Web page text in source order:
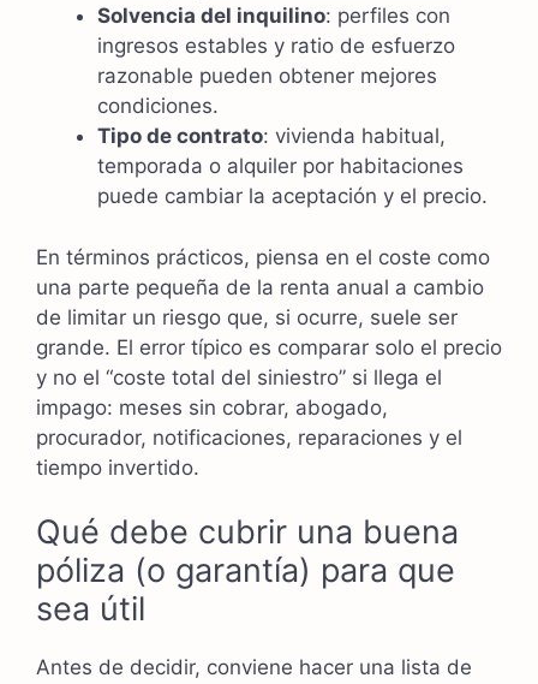
Solvencia del inquilino: perfiles con
ingresos estables y ratio de esfuerzo
razonable pueden obtener mejores
condiciones.
Tipo de contrato: vivienda habitual,
temporada o alquiler por habitaciones
puede cambiar la aceptación y el precio.
En términos prácticos, piensa en el coste como
una parte pequeña de la renta anual a cambio
de limitar un riesgo que, si ocurre, suele ser
grande. El error típico es comparar solo el precio
y no el “coste total del siniestro” si llega el
impago: meses sin cobrar, abogado,
procurador, notificaciones, reparaciones y el
tiempo invertido.
Qué debe cubrir una buena
póliza (o garantía) para que
sea útil
Antes de decidir, conviene hacer una lista de